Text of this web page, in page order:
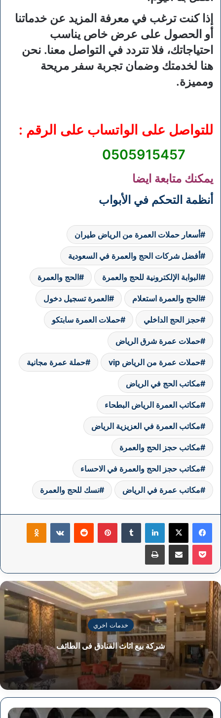
إذا كنت ترغب في معرفة المزيد عن خدماتنا
أو الحصول على عرض خاص يناسب
احتياجاتك، فلا تتردد في التواصل معنا. نحن
هنا لخدمتك وضمان تجربة سفر مريحة
ومميزة.
للتواصل على الواتساب على الرقم :
يمكنك متابعة ايضا
أنظمة التحكم في الأبواب
أسعار حملات العمرة من الرياض طيران
أفضل شركات الحج والعمرة في السعودية
البوابة الإلكترونية للحج والعمرة الحج والعمرة
الحج والعمرة استعلام العمرة تسجيل دخول
حجز الحج الداخلي حملات العمرة سابتكو
حملات عمرة شرق الرياض
حملات عمرة من الرياض vip حملة عمرة مجانية
مكاتب الحج في الرياض
مكاتب العمرة الرياض البطحاء
مكاتب العمرة في العزيزية الرياض
مكاتب حجز الحج والعمرة
مكاتب حجز الحج والعمرة في الاحساء
مكاتب عمرة في الرياض نسك للحج والعمرة
فيسبوك ‫X لينكدإن بينتيريست
‫Pocket مشاركة عبر البريد طباعة
خدمات اخري
شركة بيع اثاث الفنادق فى الطائف
مكاتب